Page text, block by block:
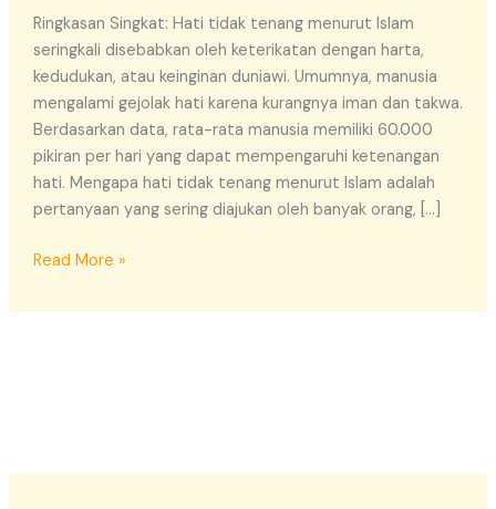
Ringkasan Singkat: Hati tidak tenang menurut Islam
seringkali disebabkan oleh keterikatan dengan harta,
kedudukan, atau keinginan duniawi. Umumnya, manusia
mengalami gejolak hati karena kurangnya iman dan takwa.
Berdasarkan data, rata-rata manusia memiliki 60.000
pikiran per hari yang dapat mempengaruhi ketenangan
hati. Mengapa hati tidak tenang menurut Islam adalah
pertanyaan yang sering diajukan oleh banyak orang, […]
Solusi
Damai
dari
Quran
Read More »